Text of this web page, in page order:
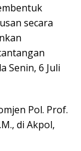
secara
Senin, 6 Juli
Pol. Prof.
di Akpol,